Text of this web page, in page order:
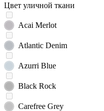
Цвет уличной ткани
Acai Merlot
Atlantic Denim
Azurri Blue
Black Rock
Carefree Grey